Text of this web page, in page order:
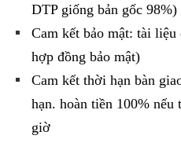
DTP giống bản gốc 98%)
Cam kết bảo mật: tài
hợp đồng bảo mật)
Cam kết thời hạn bàn
hạn. hoàn tiền 100%
giờ